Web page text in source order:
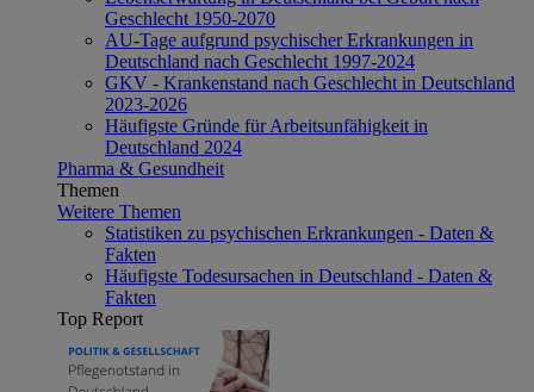
Geschlecht 1950-2070
AU-Tage aufgrund psychischer Erkrankungen in
Deutschland nach Geschlecht 1997-2024
GKV - Krankenstand nach Geschlecht in Deutschland
2023-2026
Häufigste Gründe für Arbeitsunfähigkeit in
Deutschland 2024
Pharma & Gesundheit
Themen
Weitere Themen
Statistiken zu psychischen Erkrankungen - Daten &
Fakten
Häufigste Todesursachen in Deutschland - Daten &
Fakten
Top Report